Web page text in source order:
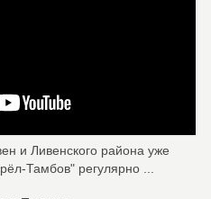
и Ливенского района уже
Тамбов" регулярно ...